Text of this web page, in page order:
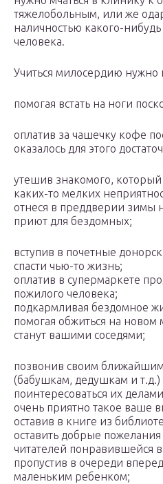
тяжелобольным, или же
наличностью какого-
человека.
Учиться милосердию нужно
помогая встать на ноги
оплатив за чашечку кофе
оказалось для этого
утешив знакомого, который
каких-то мелких
отнеся в преддверии зимы
приют для бездомных;
вступив в почетные
спасти чью-то жизнь;
оплатив в супермаркете
пожилого человека;
подкармливая бездомное
помогая обжиться на
станут вашими соседями;
позвонив своим
(бабушкам, дедушкам и т.д.)
поинтересоваться их
очень приятно такое ваше
оставив в книге из
оставить добрые
читателей понравившейся
пропустив в очереди
маленьким ребенком;